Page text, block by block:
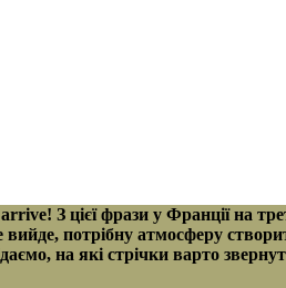
З цієї фрази у Франції на
вийде, потрібну атмосферу
на які стрічки варто